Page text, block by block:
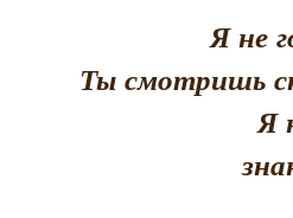
Я не
Ты смотришь
Я